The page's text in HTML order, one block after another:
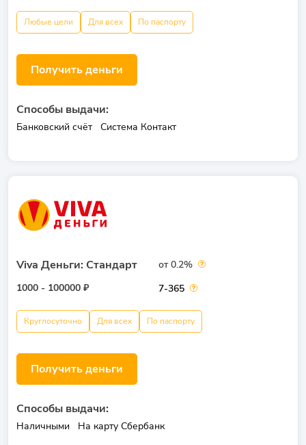
Любые цели Для всех По паспорту
Получить деньги
Способы выдачи:
Банковский счёт Система Контакт
Viva Деньги: Стандарт
1000 - 100000 ₽
от 0.2%
7-365
Круглосуточно Для всех По паспорту
Получить деньги
Способы выдачи:
Наличными На карту Сбербанк